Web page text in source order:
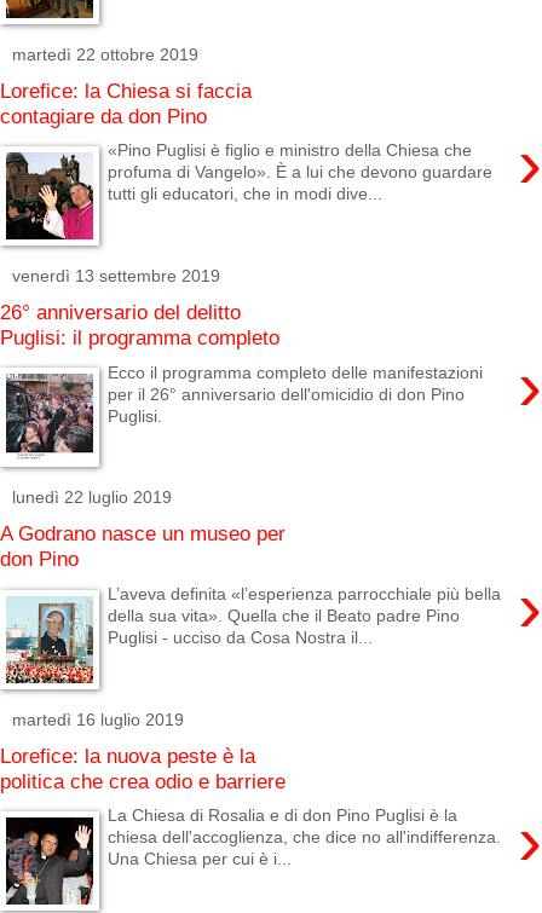
martedì 22 ottobre 2019
Lorefice: la Chiesa si faccia
contagiare da don Pino
›
«Pino Puglisi è figlio e ministro della Chiesa che
profuma di Vangelo». È a lui che devono guardare
tutti gli educatori, che in modi dive...
venerdì 13 settembre 2019
26° anniversario del delitto
Puglisi: il programma completo
›
Ecco il programma completo delle manifestazioni
per il 26° anniversario dell'omicidio di don Pino
Puglisi.
lunedì 22 luglio 2019
A Godrano nasce un museo per
don Pino
›
L’aveva definita «l’esperienza parrocchiale più bella
della sua vita». Quella che il Beato padre Pino
Puglisi - ucciso da Cosa Nostra il...
martedì 16 luglio 2019
Lorefice: la nuova peste è la
politica che crea odio e barriere
›
La Chiesa di Rosalia e di don Pino Puglisi è la
chiesa dell'accoglienza, che dice no all'indifferenza.
Una Chiesa per cui è i...